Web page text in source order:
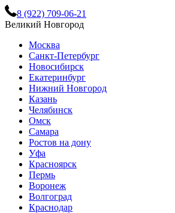
8 (922) 709-06-21
Великий Новгород
Москва
Санкт-Петербург
Новосибирск
Екатеринбург
Нижний Новгород
Казань
Челябинск
Омск
Самара
Ростов на дону
Уфа
Красноярск
Пермь
Воронеж
Волгоград
Краснодар